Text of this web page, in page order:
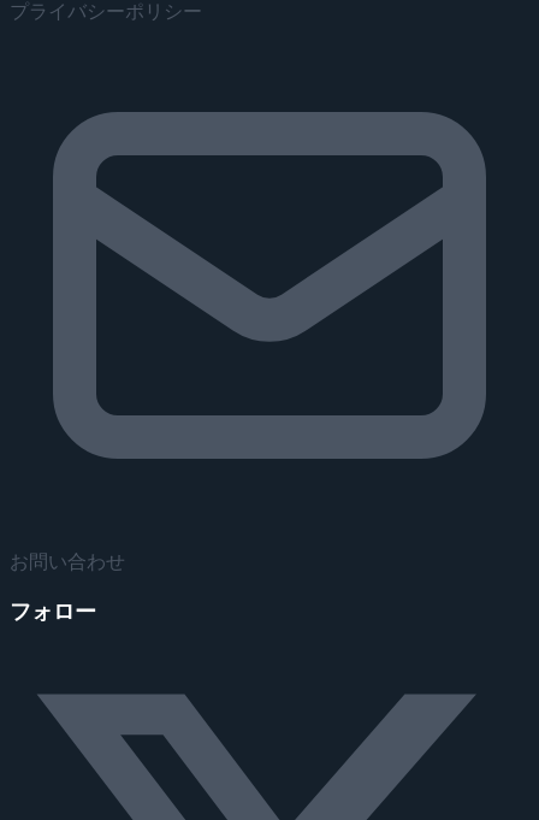
プライバシーポリシー
お問い合わせ
フォロー